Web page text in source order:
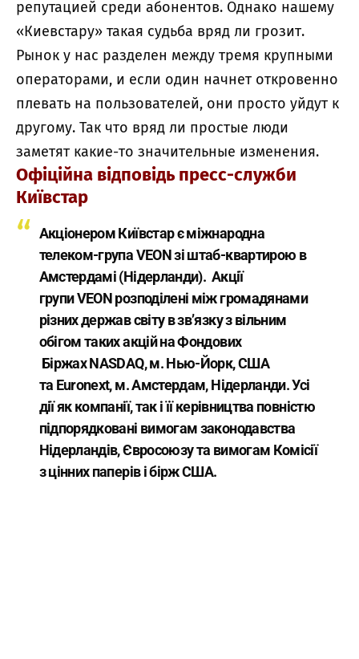
репутацией среди абонентов. Однако нашему
«Киевстару» такая судьба вряд ли грозит.
Рынок у нас разделен между тремя крупными
операторами, и если один начнет откровенно
плевать на пользователей, они просто уйдут к
другому. Так что вряд ли простые люди
заметят какие-то значительные изменения.
Офіційна відповідь пресс-служби
Київстар
Акціонером Київстар є міжнародна
телеком-групаVEONзі штаб-квартирою в
Амстердамі (Нідерланди). Акції
групиVEONрозподілені між громадянами
різних держав світу в зв’язку з вільним
обігом таких акцій на Фондових
БіржахNASDAQ, м. Нью-Йорк, США
та Euronext, м. Амстердам, Нідерланди.Усі
дії як компанії, так і її керівництва повністю
підпорядковані вимогам законодавства
Нідерландів, Євросоюзу та вимогам Комісії
з цінних паперів і бірж США.